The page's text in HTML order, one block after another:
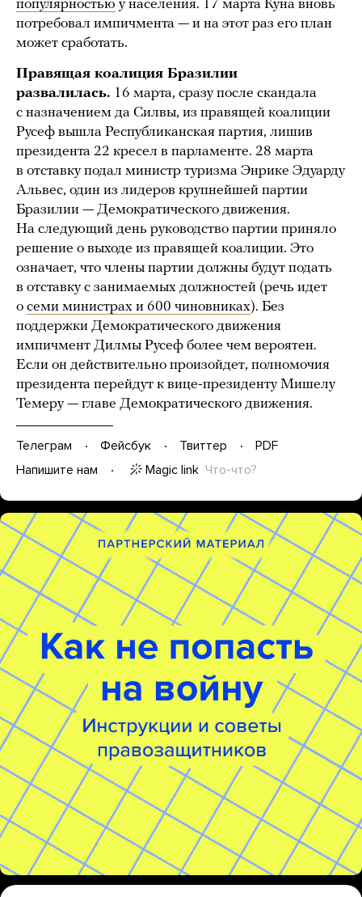
популярностью у населения. 17 марта Куна вновь
потребовал импичмента — и на этот раз его план
может сработать.
Правящая коалиция Бразилии
развалилась. 16 марта, сразу после скандала
с назначением да Силвы, из правящей коалиции
Русеф вышла Республиканская партия, лишив
президента 22 кресел в парламенте. 28 марта
в отставку подал министр туризма Энрике Эдуарду
Альвес, один из лидеров крупнейшей партии
Бразилии — Демократического движения.
На следующий день руководство партии приняло
решение о выходе из правящей коалиции. Это
означает, что члены партии должны будут подать
в отставку с занимаемых должностей (речь идет
о семи министрах и 600 чиновниках). Без
поддержки Демократического движения
импичмент Дилмы Русеф более чем вероятен.
Если он действительно произойдет, полномочия
президента перейдут к вице-президенту Мишелу
Темеру — главе Демократического движения.
Телеграм Фейсбук Твиттер
PDF
Напишите нам
Magic link Что-что?